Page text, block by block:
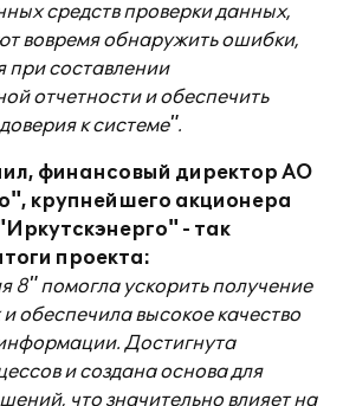
средств проверки данных,
вовремя обнаружить ошибки,
при составлении
отчетности и обеспечить
к системе".
финансовый директор АО
крупнейшего акционера
- так
проекта:
8" помогла ускорить получение
обеспечила высокое качество
Достигнута
и создана основа для
что значительно влияет на